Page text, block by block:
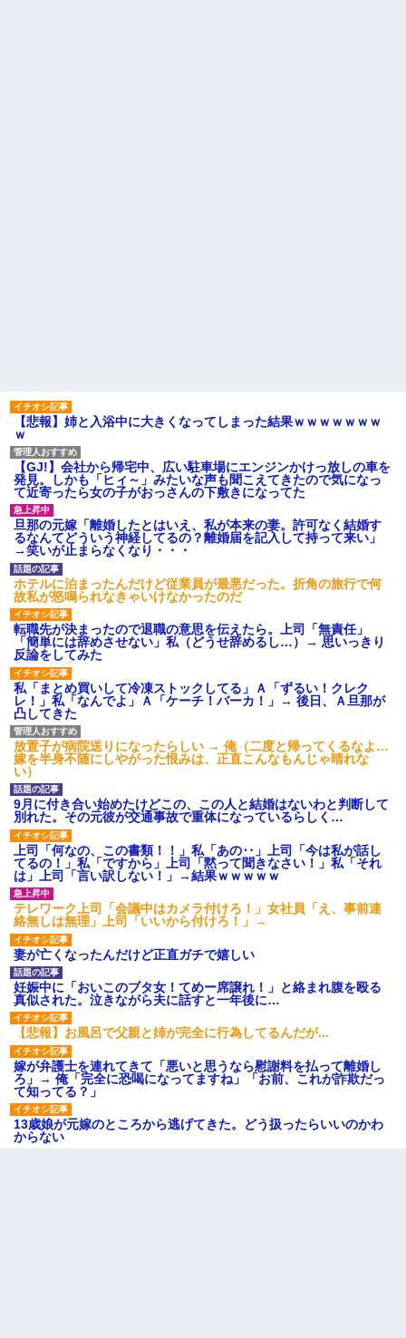
は出てけ！二度と来るな！」結
果・・・
私「初めて飲む味だけどなん
のお茶？」彼「ちっ！」私「」
【GIF】JSのカンチョーワロ
タ
後続車にクラクションを鳴ら
され彼氏が逆切れ。「何クラク
ション鳴らしてんだ！降りてこ
いよ！」と怒鳴りだし...
【衝撃】報酬100万円超の治験
募集がこちらｗｗｗｗｗ(※画像
あり)
【ネット騒然】惨殺されたタ
ワマン頂き女子のこの動画、す
げえええええｗｗｗｗｗｗｗｗ
ｗｗｗ
【愕然】白のクラウン俺氏、
高速道路左車線を制限速度で走
った結果wwwwwwwwwwww
百年の恋12-899 食べた量を
張り合ってくる
【悲報】佐藤輝明・・・２軍
でも盛大にやらかす←あまり悲
しませないでくれ
【悲報】姉と入浴中に大きくなってしまった結果ｗｗｗｗｗｗｗ
ｗ
【GJ!】会社から帰宅中、広い駐車場にエンジンかけっ放しの車を
発見。しかも「ヒィ～」みたいな声も聞こえてきたので気になっ
て近寄ったら女の子がおっさんの下敷きになってた
旦那の元嫁「離婚したとはいえ、私が本来の妻。許可なく結婚す
るなんてどういう神経してるの？離婚届を記入して持って来い」
→笑いが止まらなくなり・・・
ホテルに泊まったんだけど従業員が最悪だった。折角の旅行で何
故私が怒鳴られなきゃいけなかったのだ
転職先が決まったので退職の意思を伝えたら。上司「無責任」
「簡単には辞めさせない」私（どうせ辞めるし…）→ 思いっきり
反論をしてみた
私「まとめ買いして冷凍ストックしてる」Ａ「ずるい！クレク
レ！」私「なんでよ」Ａ「ケーチ！バーカ！」→ 後日、Ａ旦那が
凸してきた
放置子が病院送りになったらしい → 俺（二度と帰ってくるなよ…
嫁を半身不随にしやがった恨みは、正直こんなもんじゃ晴れな
い）
9月に付き合い始めたけどこの、この人と結婚はないわと判断して
別れた。その元彼が交通事故で重体になっているらしく…
上司「何なの、この書類！！」私「あの‥」上司「今は私が話し
てるの！」私「ですから」上司「黙って聞きなさい！」私「それ
は」上司「言い訳しない！」→結果ｗｗｗｗｗ
テレワーク上司「会議中はカメラ付けろ！」女社員「え、事前連
絡無しは無理」上司「いいから付けろ！」→
妻が亡くなったんだけど正直ガチで嬉しい
妊娠中に「おいこのブタ女！てめー席譲れ！」と絡まれ腹を殴る
真似された。泣きながら夫に話すと一年後に…
【悲報】お風呂で父親と姉が完全に行為してるんだが...
嫁が弁護士を連れてきて「悪いと思うなら慰謝料を払って離婚し
ろ」→ 俺「完全に恐喝になってますね」「お前、これが詐欺だっ
て知ってる？」
13歳娘が元嫁のところから逃げてきた。どう扱ったらいいのかわ
からない